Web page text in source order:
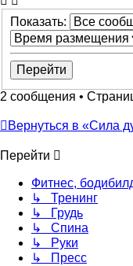
Показать:
2 сообщения •
Вернуться в «Сила
Перейти
Фитнес,
↳ Тренинг
↳ Грудь
↳ Спина
↳ Руки
↳ Пресс